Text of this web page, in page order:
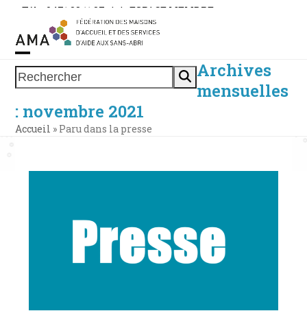
Skip
content
Tél. : 0471 38 11 37 | | ESPACE MEMBRE
Rechercher
Open
mobile
menu
Close
mobile
menu
Archives
mensuelles
: novembre 2021
Accueil » Paru dans la presse